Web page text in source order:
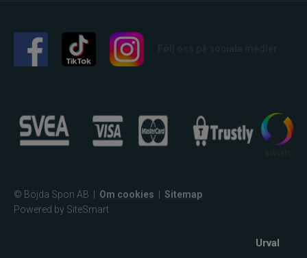
Urval
© Böjda Spön AB Om cookies
Sitemap
Powered by SiteSmart